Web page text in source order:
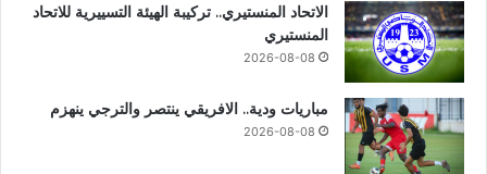
الاتحاد المنستيري.. تركيبة الهيئة التسييرية للاتحاد
المنستيري
2026-08-08
مباريات ودية.. الافريقي ينتصر والترجي ينهزم
2026-08-08